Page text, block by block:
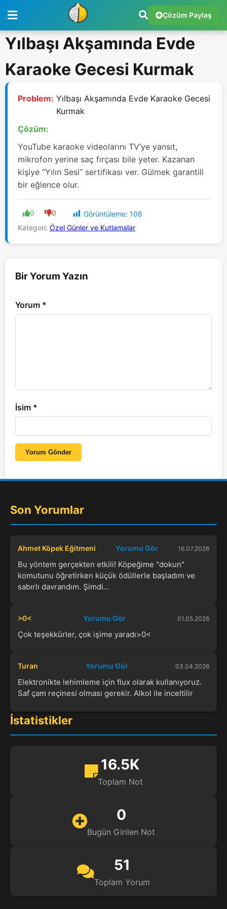
Çözüm Paylaş
Yılbaşı Akşamında Evde
Karaoke Gecesi Kurmak
Problem: Yılbaşı Akşamında Evde Karaoke Gecesi
Kurmak
Çözüm:
YouTube karaoke videolarını TV’ye yansıt,
mikrofon yerine saç fırçası bile yeter. Kazanan
kişiye “Yılın Sesi” sertifikası ver. Gülmek garantili
bir eğlence olur.
0 0 Görüntüleme: 106
Kategori: Özel Günler ve Kutlamalar
Bir Yorum Yazın
Yorum *
İsim *
Yorum Gönder
Son Yorumlar
Ahmet Köpek Eğitmeni Yorumu Gör 16.07.2026
Bu yöntem gerçekten etkili! Köpeğime "dokun"
komutunu öğretirken küçük ödüllerle başladım ve
sabırlı davrandım. Şimdi...
>0< Yorumu Gör 01.05.2026
Çok teşekkürler, çok işime yaradı>0<
Turan Yorumu Gör 03.04.2026
Elektronikte lehimleme için flux olarak kullanıyoruz.
Saf çam reçinesi olması gerekir. Alkol ile inceltilir
İstatistikler
16.5K
Toplam Not
0
Bugün Girilen Not
51
Toplam Yorum